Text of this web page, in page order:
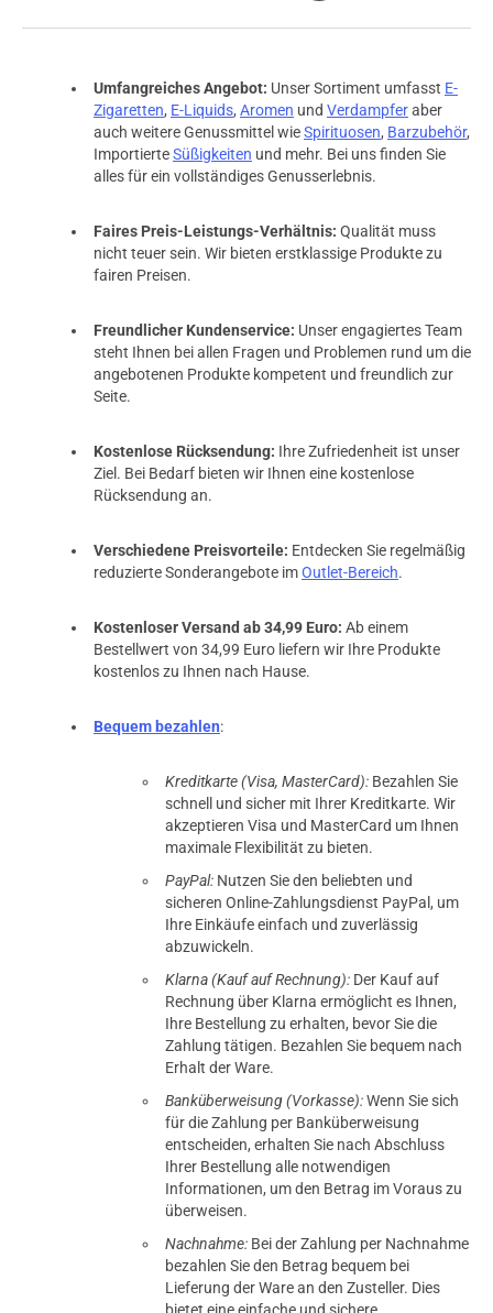
Umfangreiches Angebot: Unser Sortiment umfasst E-
Zigaretten, E-Liquids, Aromen und Verdampferaber
auch weitere Genussmittel wieSpirituosen, Barzubehör,
ImportierteSüßigkeiten und mehr. Bei uns finden Sie
alles für ein vollständiges Genusserlebnis.
Faires Preis-Leistungs-Verhältnis: Qualität muss
nicht teuer sein. Wir bieten erstklassige Produkte zu
fairen Preisen.
Freundlicher Kundenservice: Unser engagiertes Team
steht Ihnen bei allen Fragen und Problemen rund um die
angebotenen Produkte kompetent und freundlich zur
Seite.
Kostenlose Rücksendung: Ihre Zufriedenheit ist unser
Ziel. Bei Bedarf bieten wir Ihnen eine kostenlose
Rücksendung an.
Verschiedene Preisvorteile: Entdecken Sie regelmäßig
reduzierte Sonderangebote imOutlet-Bereich.
Kostenloser Versand ab 34,99 Euro: Ab einem
Bestellwert von 34,99 Euro liefern wir Ihre Produkte
kostenlos zu Ihnen nach Hause.
Bequem bezahlen:
Kreditkarte (Visa, MasterCard): Bezahlen Sie
schnell und sicher mit Ihrer Kreditkarte. Wir
akzeptieren Visa und MasterCard um Ihnen
maximale Flexibilität zu bieten.
PayPal: Nutzen Sie den beliebten und
sicheren Online-Zahlungsdienst PayPal, um
Ihre Einkäufe einfach und zuverlässig
abzuwickeln.
Klarna (Kauf auf Rechnung): Der Kauf auf
Rechnung über Klarna ermöglicht es Ihnen,
Ihre Bestellung zu erhalten, bevor Sie die
Zahlung tätigen. Bezahlen Sie bequem nach
Erhalt der Ware.
Banküberweisung (Vorkasse):Wenn Sie sich
für die Zahlung per Banküberweisung
entscheiden, erhalten Sie nach Abschluss
Ihrer Bestellung alle notwendigen
Informationen, um den Betrag im Voraus zu
überweisen.
Nachnahme: Bei der Zahlung per Nachnahme
bezahlen Sie den Betrag bequem bei
Lieferung der Ware an den Zusteller. Dies